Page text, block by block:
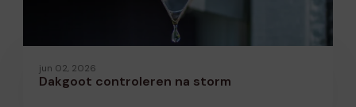
jun 02, 2026
Dakgoot controleren na storm